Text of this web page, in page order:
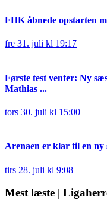
FHK åbnede opstarten
fre 31. juli kl 19:17
Første test venter: Ny
Mathias ...
tors 30. juli kl 15:00
Arenaen er klar til en ny
tirs 28. juli kl 9:08
Mest læste |